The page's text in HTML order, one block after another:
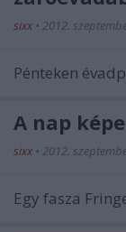
sixx • 2012.
Pénteken
A nap képe
sixx • 2012.
Egy fasza